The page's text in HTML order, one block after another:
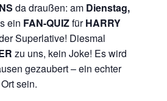
da draußen: am Dienstag,
ein FAN-QUIZfürHARRY
Superlative! Diesmal
zu uns, kein Joke! Es wird
gezaubert – ein echter
sein.